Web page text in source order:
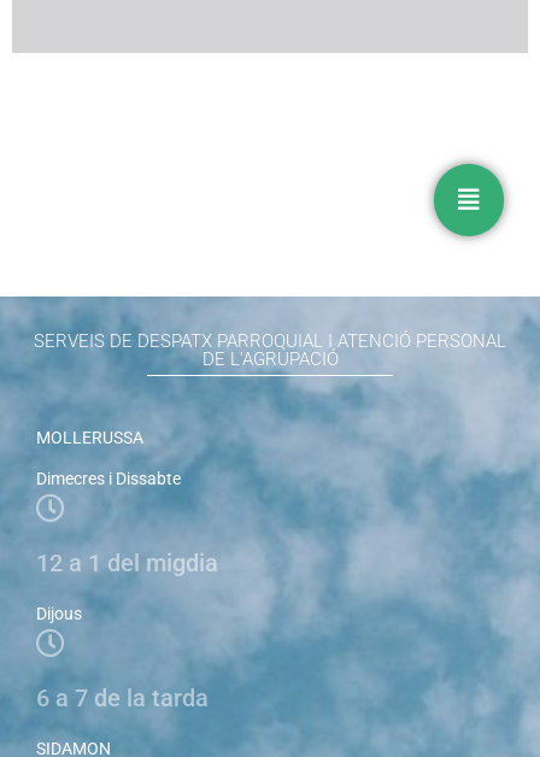
SERVEIS DE DESPATX PARROQUIAL I ATENCIÓ PERSONAL
DE L'AGRUPACIÓ
MOLLERUSSA
Dimecres i Dissabte
12 a 1 del migdia
Dijous
6 a 7 de la tarda
SIDAMON